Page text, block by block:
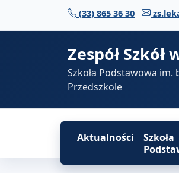
Przejdź do treści (33) 865 36 30
Zespół Szkół
Szkoła Podstawowa im.
Przedszkole
Aktualności
Szkoła